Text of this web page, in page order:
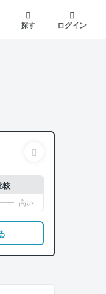
探す
ログイン
較